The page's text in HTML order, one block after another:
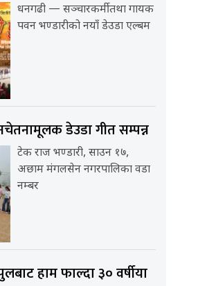
धनगढी — सञ्चारकर्मी तथा गायक
पवन भण्डारीको नयाँ डेउडा एल्बम
डेउडा गीत सम्पन्न
टेक राज भण्डारी, साउन १७,
अछाम मंगलसेन नगरपालिका वडा
नम्बर
हाम फाल्दा ३० वर्षीया